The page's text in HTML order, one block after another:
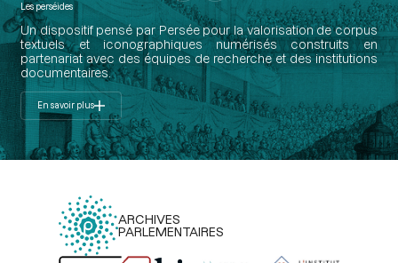
Les perséides
Un dispositif pensé par Persée pour la valorisation de corpus
textuels et iconographiques numérisés construits en
partenariat avec des équipes de recherche et des institutions
documentaires.
En savoir plus
ARCHIVES
PARLEMENTAIRES